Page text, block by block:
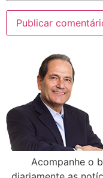
Acompanhe o